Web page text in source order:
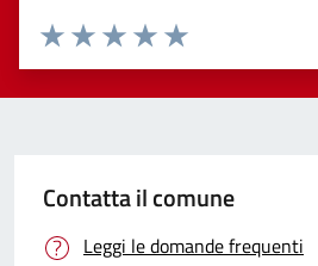
Valuta 5 stelle su 5
Valuta 4 stelle su 5
Valuta 3 stelle su 5
Valuta 2 stelle su 5
Valuta 1 stelle su 5
Contatta il comune
Leggi le domande frequenti